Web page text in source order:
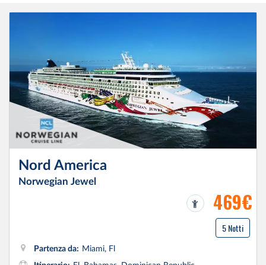
Nord America
Norwegian Jewel
469€
5 Notti
Partenza da: Miami, Fl